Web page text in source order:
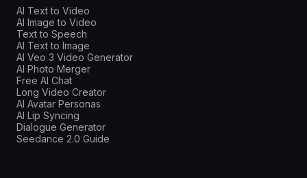
AI Text to Video
AI Image to Video
Text to Speech
AI Text to Image
AI Veo 3 Video Generator
AI Photo Merger
Free AI Chat
Long Video Creator
AI Avatar Personas
AI Lip Syncing
Dialogue Generator
Seedance 2.0 Guide